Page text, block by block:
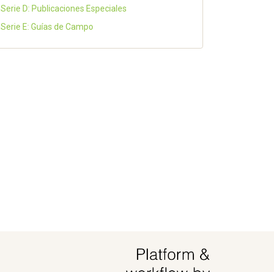
Serie D: Publicaciones Especiales
Serie E: Guías de Campo